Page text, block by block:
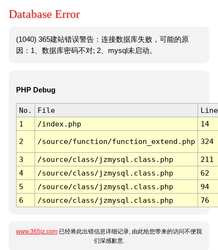
Database Error
(1040) 365建站错误警告：连接数据库失败，可能的原
因：1、数据库密码不对; 2、mysql未启动。
PHP Debug
No. File
Line
1
/index.php 14
2 /source/function/function_extend.php 324
3 /source/class/jzmysql.class.php
211
4
/source/class/jzmysql.class.php
62
5
/source/class/jzmysql.class.php
94
6
/source/class/jzmysql.class.php 76
www.365jz.com 已经将此出错信息详细记录, 由此给您带来的访问不便我
们深感歉意.